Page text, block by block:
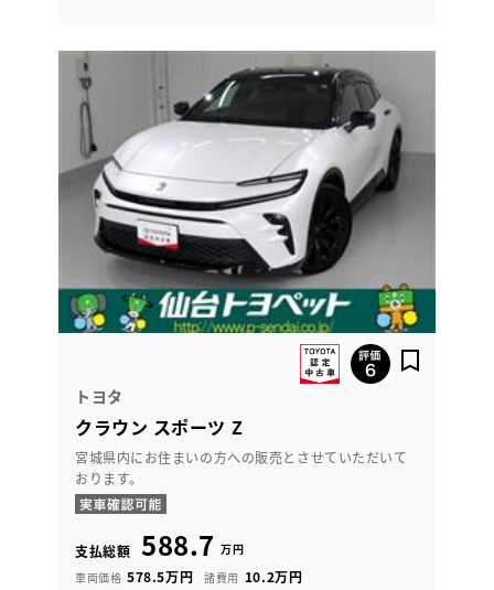
トヨタ
クラウン スポーツ Z
宮城県内にお住まいの方への販売とさせていただいて
おります。
支払総額 588.7 万円
車両価格 578.5万円 諸費用 10.2万円